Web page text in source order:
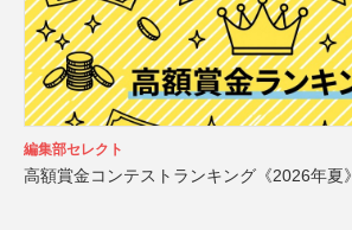
編集部セレクト
高額賞金コンテストランキング《2026年夏》